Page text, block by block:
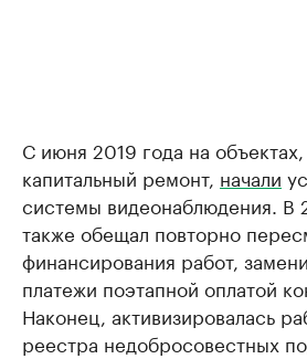
С июня 2019 года на
капитальный ремонт, начали
системы видеонаблюдения. В
также обещал повторно
финансирования работ,
платежи поэтапной оплатой
Наконец, активизировалась
реестра недобросовестных